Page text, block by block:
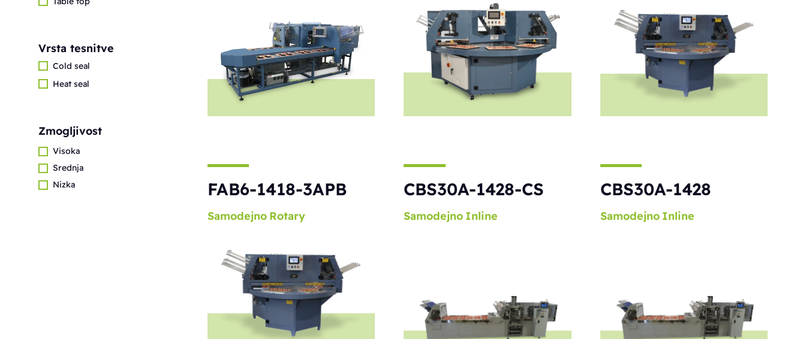
Vrsta tesnitve
Cold seal
Heat seal
Zmogljivost
Visoka
Srednja
Nizka
FAB6-1418-3APB
Samodejno Rotary
CBS30A-1428-CS
Samodejno Inline
CBS30A-1428
Samodejno Inline